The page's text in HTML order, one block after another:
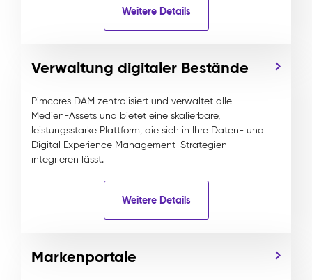
Weitere Details
Verwaltung digitaler Bestände
Pimcores DAM zentralisiert und verwaltet alle
Medien-Assets und bietet eine skalierbare,
leistungsstarke Plattform, die sich in Ihre Daten- und
Digital Experience Management-Strategien
integrieren lässt.
Weitere Details
Markenportale